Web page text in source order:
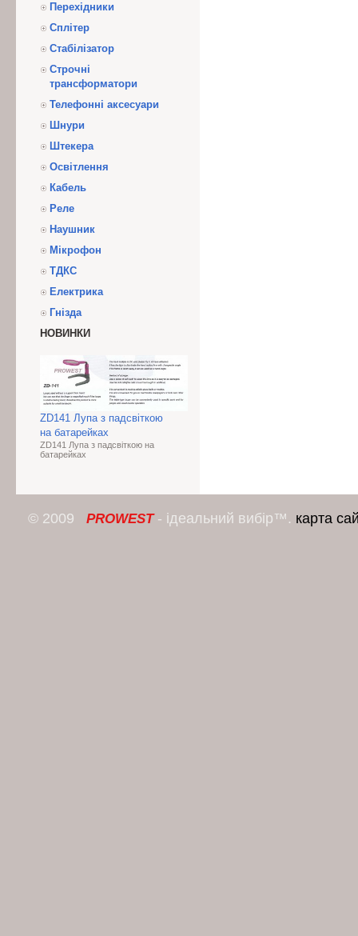
Перехідники
Сплітер
Стабілізатор
Строчні
трансформатори
Телефонні аксесуари
Шнури
Штекера
Освітлення
Кабель
Реле
Наушник
Мікрофон
ТДКС
Електрика
Гнізда
НОВИНКИ
ZD141 Лупа з падсвіткою
на батарейках
ZD141 Лупа з падсвіткою на
батарейках
© 2009 PROWEST- ідеальний вибір™. карта